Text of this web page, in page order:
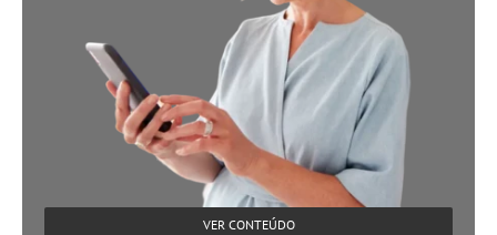
VER CONTEÚDO